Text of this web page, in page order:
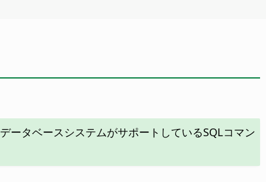
ータベースシステムがサポートしているSQLコマン